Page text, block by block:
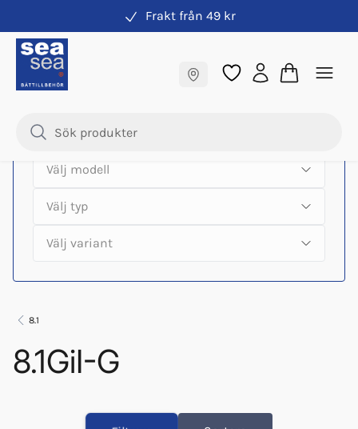
Frakt från 49 kr
Samma pris online & i butik
Hitta rätt produkter till din båtmotor
8.1
8.1GiI-G
Fett 25gr Vp 828250